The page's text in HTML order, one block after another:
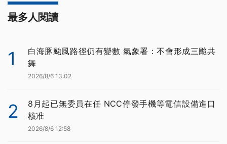
最多人閱讀
1
白海豚颱風路徑仍有變數 氣象署：不會形成三颱共
舞
2026/8/6 13:02
2
8月起已無委員在任 NCC停發手機等電信設備進口
核准
2026/8/6 12:58